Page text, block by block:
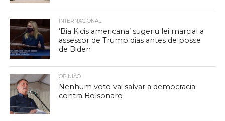
INTERNACIONAL
‘Bia Kicis americana’ sugeriu lei marcial a
assessor de Trump dias antes de posse
de Biden
OPINIÃO
Nenhum voto vai salvar a democracia
contra Bolsonaro